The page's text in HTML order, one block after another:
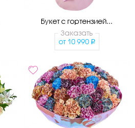
Букет с гортензией...
Заказать
от 10 990